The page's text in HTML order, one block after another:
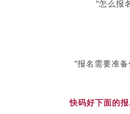
“怎么报
“报名需要准
快码好下面的